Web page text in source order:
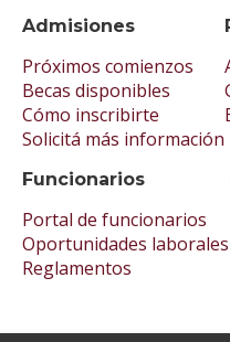
Admisiones
Próximos comienzos
Becas disponibles
Cómo inscribirte
Solicitá más información
Funcionarios
Portal de funcionarios
Oportunidades laborales
Reglamentos